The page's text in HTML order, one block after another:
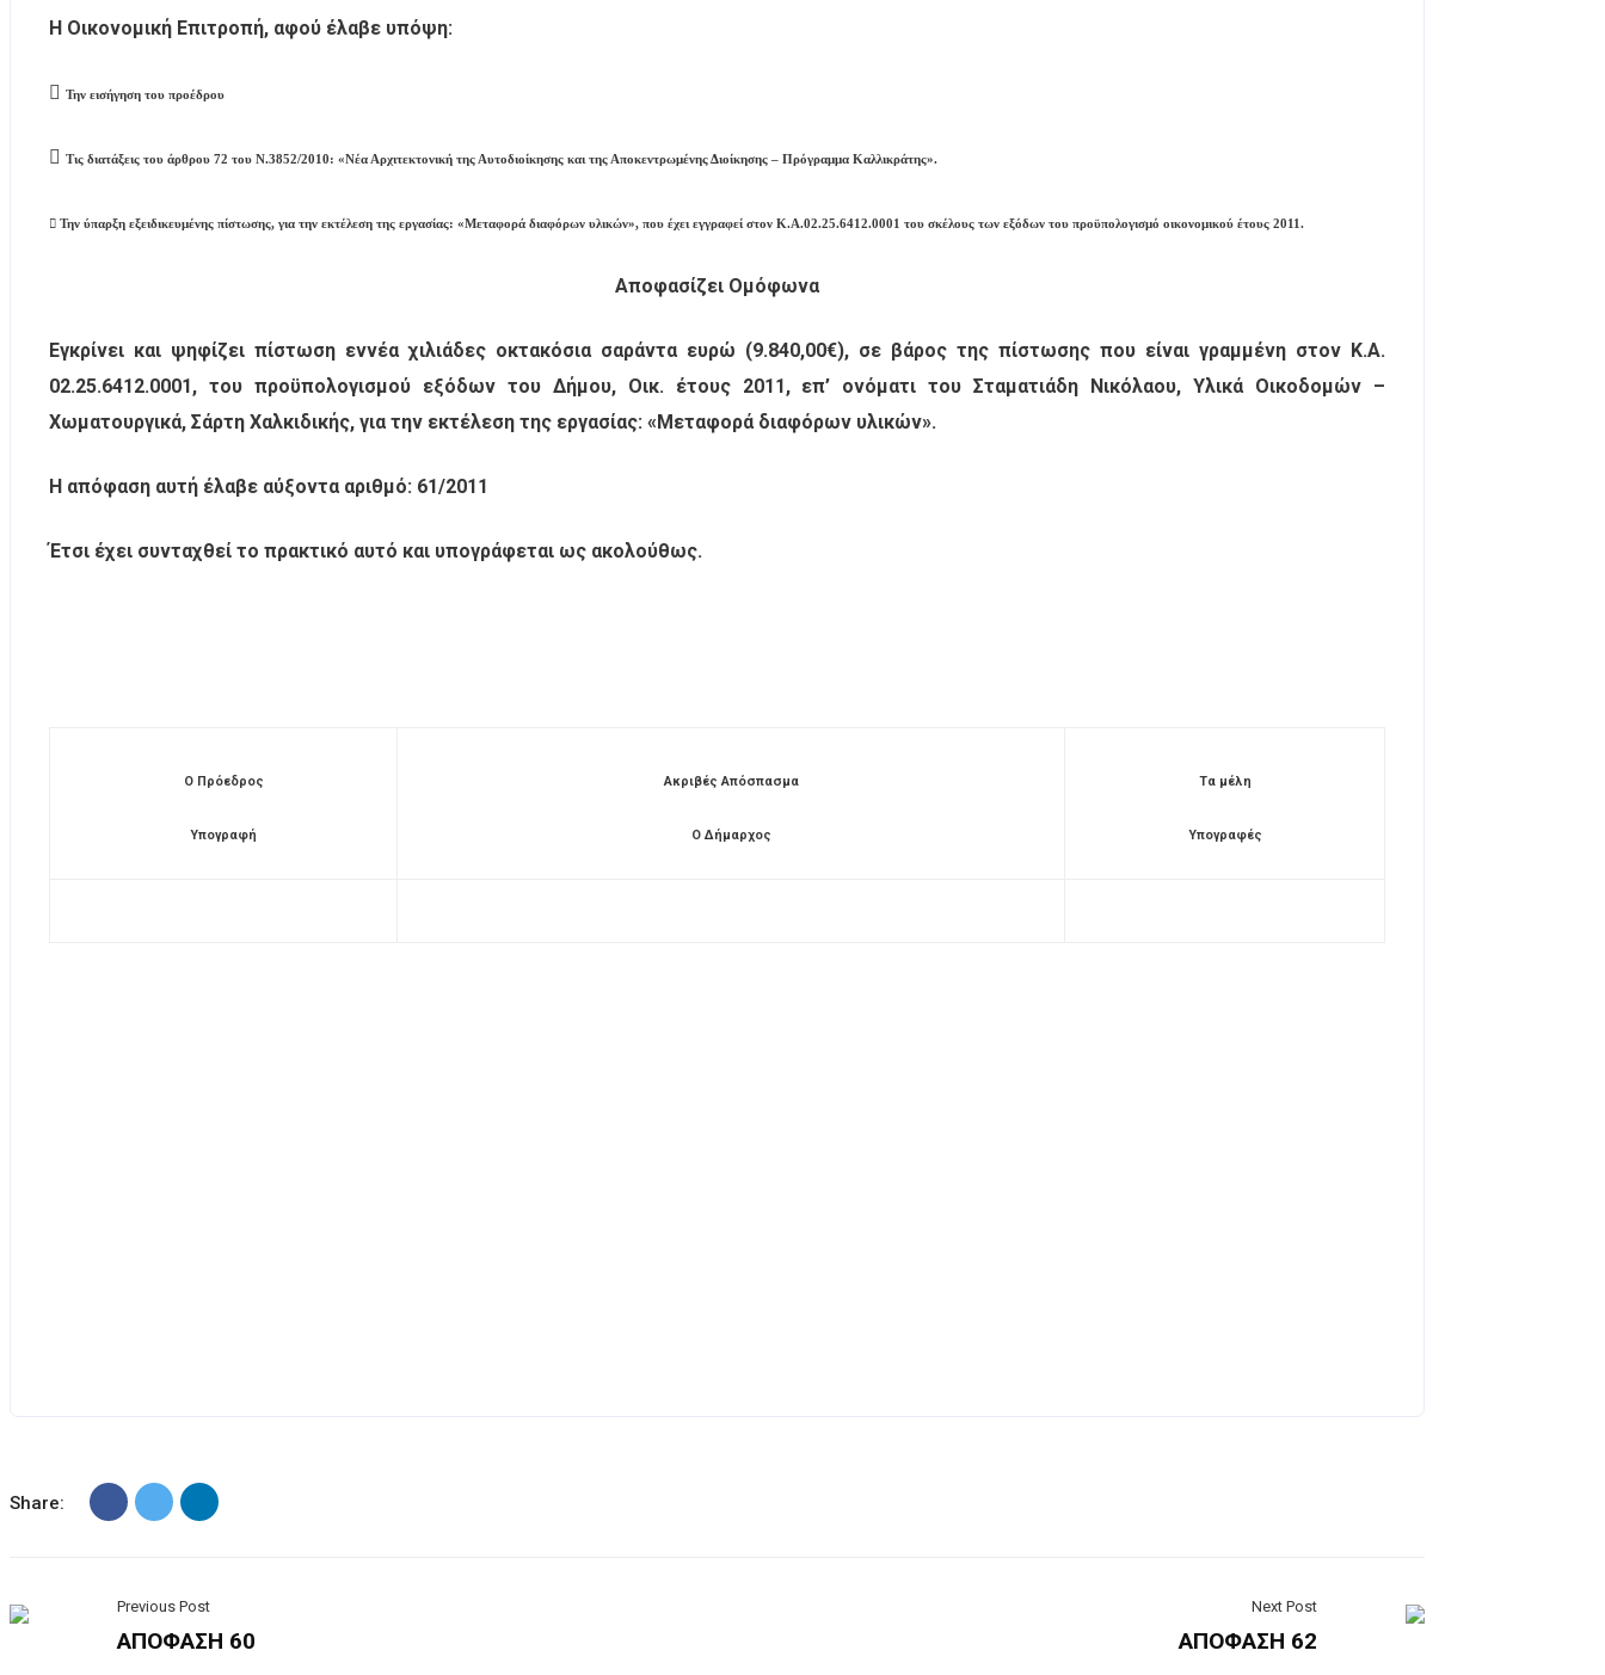
Η Οικονομική Επιτροπή, αφού έλαβε υπόψη:
 Την εισήγηση του προέδρου
 Τις διατάξεις του άρθρου 72 του Ν.3852/2010: «Νέα Αρχιτεκτονική της Αυτοδιοίκησης και της Αποκεντρωμένης Διοίκησης – Πρόγραμμα Καλλικράτης».
 Την ύπαρξη εξειδικευμένης πίστωσης, για την εκτέλεση της εργασίας: «Μεταφορά διαφόρων υλικών», που έχει εγγραφεί στον Κ.Α.02.25.6412.0001 του σκέλους των εξόδων του προϋπολογισμό οικονομικού έτους 2011.
Αποφασίζει Ομόφωνα
Εγκρίνει και ψηφίζει πίστωση εννέα χιλιάδες οκτακόσια σαράντα ευρώ (9.840,00€), σε βάρος της πίστωσης που είναι γραμμένη στον Κ.Α.
02.25.6412.0001, του προϋπολογισμού εξόδων του Δήμου, Οικ. έτους 2011, επ’ ονόματι του Σταματιάδη Νικόλαου, Υλικά Οικοδομών –
Χωματουργικά, Σάρτη Χαλκιδικής, για την εκτέλεση της εργασίας: «Μεταφορά διαφόρων υλικών».
Η απόφαση αυτή έλαβε αύξοντα αριθμό: 61/2011
Έτσι έχει συνταχθεί το πρακτικό αυτό και υπογράφεται ως ακολούθως.
Ο Πρόεδρος
Υπογραφή
Ακριβές Απόσπασμα
Ο Δήμαρχος
Τα μέλη
Υπογραφές
Share:
Previous Post
ΑΠΟΦΑΣΗ 60
Next Post
ΑΠΟΦΑΣΗ 62